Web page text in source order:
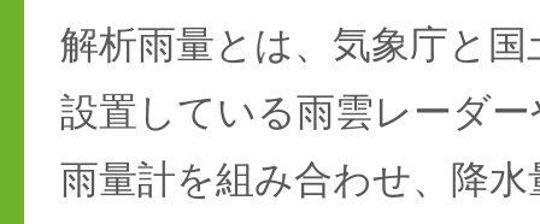
解析雨量とは、気象庁と
設置している雨雲レーダ
雨量計を組み合わせ、降